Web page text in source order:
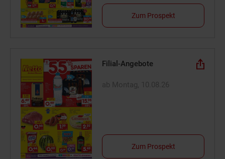
Zum Prospekt
Filial-Angebote
Zum Prospekt